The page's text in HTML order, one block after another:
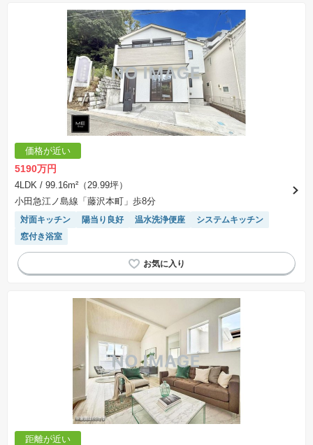
価格が近い
5190万円
4LDK / 99.16m²（29.99坪）
小田急江ノ島線「藤沢本町」歩8分
対面キッチン 陽当り良好 温水洗浄便座
システムキッチン
窓付き浴室
距離が近い